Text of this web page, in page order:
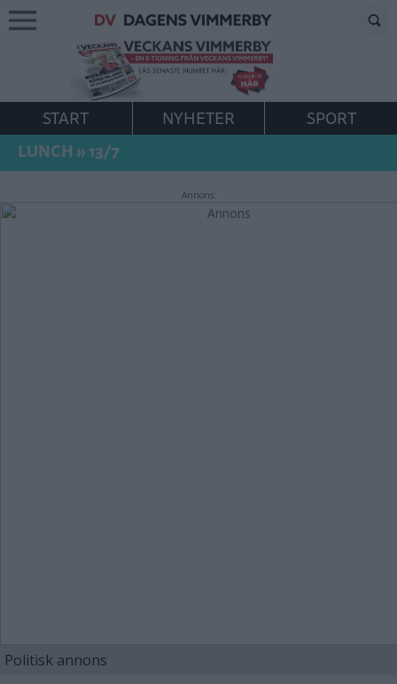
START NYHETER
SPORT
LUNCH »13/7
Annons:
Politisk annons